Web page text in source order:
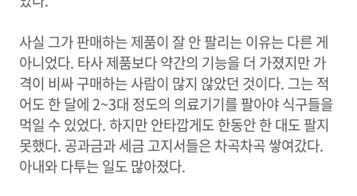
사실 그가 판매하는 제품이 잘 안 팔리는 이유는 다른 게
아니었다. 타사 제품보다 약간의 기능을 더 가졌지만 가
격이 비싸 구매하는 사람이 많지 않았던 것이다. 그는 적
어도 한 달에 2~3대 정도의 의료기기를 팔아야 식구들을
먹일 수 있었다. 하지만 안타깝게도 한동안 한 대도 팔지
못했다. 공과금과 세금 고지서들은 차곡차곡 쌓여갔다.
아내와 다투는 일도 많아졌다.